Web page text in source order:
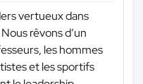
vertueux dans
rêvons d’un
les hommes
et les sportifs